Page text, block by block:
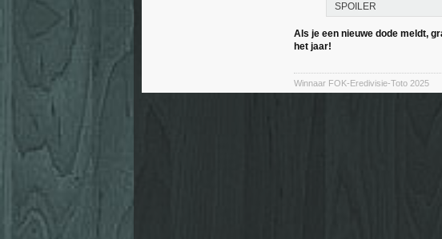
SPOILER
Als je een nieuwe dode meldt,
het jaar!
Winnaar FOK-Eredivisie-Toto 2025